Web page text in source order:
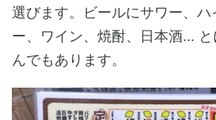
選びます。ビールにサワー、
ー、ワイン、焼酎、日本酒...
んでもあります。